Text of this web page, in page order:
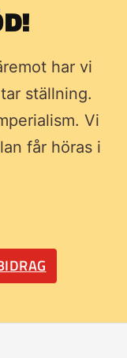
har vi
ställning.
Vi
får höras i